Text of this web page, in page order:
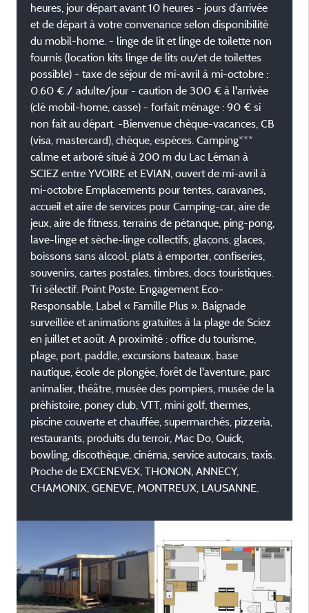
heures, jour départ avant 10 heures - jours d’arrivée
et de départ à votre convenance selon disponibilité
du mobil-home. - linge de lit et linge de toilette non
fournis (location kits linge de lits ou/et de toilettes
possible) - taxe de séjour de mi-avril à mi-octobre :
0.60 € / adulte/jour - caution de 300 € à l'arrivée
(clé mobil-home, casse) - forfait ménage : 90 € si
non fait au départ. -Bienvenue chèque-vacances, CB
(visa, mastercard), chèque, espèces. Camping***
calme et arboré situé à 200 m du Lac Léman à
SCIEZ entre YVOIRE et EVIAN, ouvert de mi-avril à
mi-octobre Emplacements pour tentes, caravanes,
accueil et aire de services pour Camping-car, aire de
jeux, aire de fitness, terrains de pétanque, ping-pong,
lave-linge et sèche-linge collectifs, glaçons, glaces,
boissons sans alcool, plats à emporter, confiseries,
souvenirs, cartes postales, timbres, docs touristiques.
Tri sélectif. Point Poste. Engagement Eco-
Responsable, Label « Famille Plus ». Baignade
surveillée et animations gratuites à la plage de Sciez
en juillet et août. A proximité : office du tourisme,
plage, port, paddle, excursions bateaux, base
nautique, école de plongée, forêt de l'aventure, parc
animalier, théâtre, musée des pompiers, musée de la
préhistoire, poney club, VTT, mini golf, thermes,
piscine couverte et chauffée, supermarchés, pizzeria,
restaurants, produits du terroir, Mac Do, Quick,
bowling, discothèque, cinéma, service autocars, taxis.
Proche de EXCENEVEX, THONON, ANNECY,
CHAMONIX, GENEVE, MONTREUX, LAUSANNE.